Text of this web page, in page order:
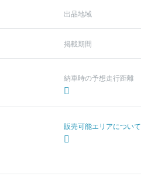
出品地域
掲載期間
納車時の予想走行距離
販売可能エリアについて